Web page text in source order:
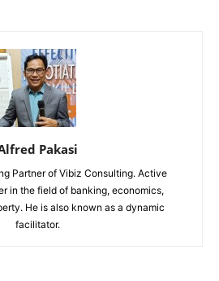
Pakasi
Partner of Vibiz Consulting. Active
in the field of banking, economics,
He is also known as a dynamic
facilitator.